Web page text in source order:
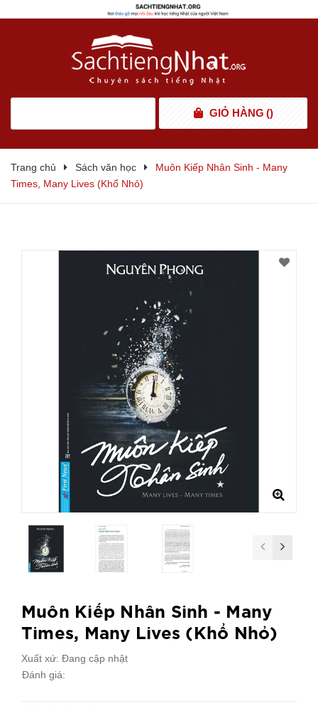
GIỎ HÀNG ()
Trang chủ Sách văn học
Muôn Kiếp Nhân Sinh - Many
Times, Many Lives (Khổ Nhỏ)
Muôn Kiếp Nhân Sinh - Many
Times, Many Lives (Khổ Nhỏ)
Xuất xứ: Đang cập nhật
Đánh giá: